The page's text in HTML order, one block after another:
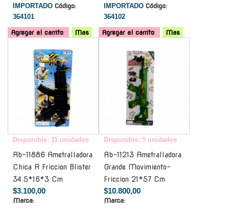
IMPORTADO Código:
364101
Agregar al carrito Mas
IMPORTADO Código:
364102
Agregar al carrito
Mas
Disponible: 11 unidades
Ab-11886 Ametralladora
Chica A Friccion Blister
34.5*16*3 Cm
$3.100,00
Marca:
Disponible: 5 unidades
Ab-11213 Ametralladora
Grande Movimiento-
Friccion 21*57 Cm
$10.800,00
Marca: